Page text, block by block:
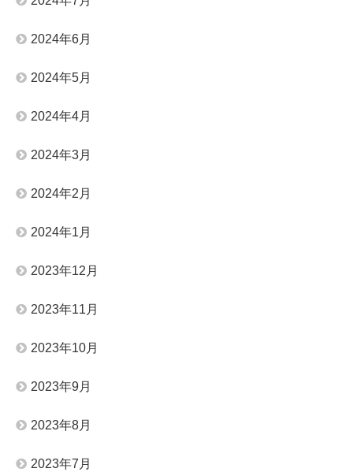
2024年6月
2024年5月
2024年4月
2024年3月
2024年2月
2024年1月
2023年12月
2023年11月
2023年10月
2023年9月
2023年8月
2023年7月